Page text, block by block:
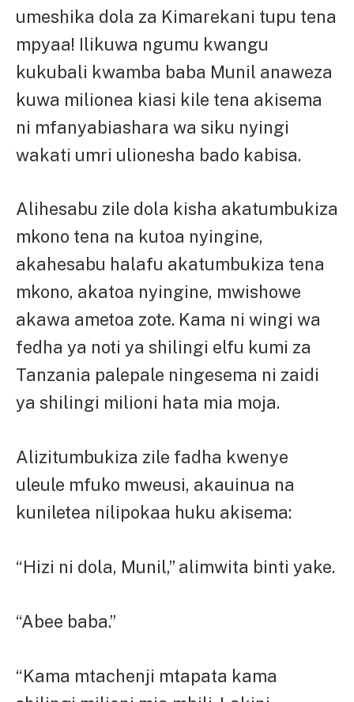
umeshika dola za Kimarekani tupu tena
mpyaa! Ilikuwa ngumu kwangu
kukubali kwamba baba Munil anaweza
kuwa milionea kiasi kile tena akisema
ni mfanyabiashara wa siku nyingi
wakati umri ulionesha bado kabisa.
Alihesabu zile dola kisha akatumbukiza
mkono tena na kutoa nyingine,
akahesabu halafu akatumbukiza tena
mkono, akatoa nyingine, mwishowe
akawa ametoa zote. Kama ni wingi wa
fedha ya noti ya shilingi elfu kumi za
Tanzania palepale ningesema ni zaidi
ya shilingi milioni hata mia moja.
Alizitumbukiza zile fadha kwenye
uleule mfuko mweusi, akauinua na
kuniletea nilipokaa huku akisema:
“Hizi ni dola, Munil,” alimwita binti yake.
“Abee baba.”
“Kama mtachenji mtapata kama